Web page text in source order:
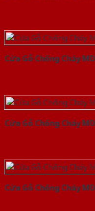
Cửa Gỗ Chống Cháy
Cửa Gỗ Chống Cháy
Cửa Gỗ Chống Cháy